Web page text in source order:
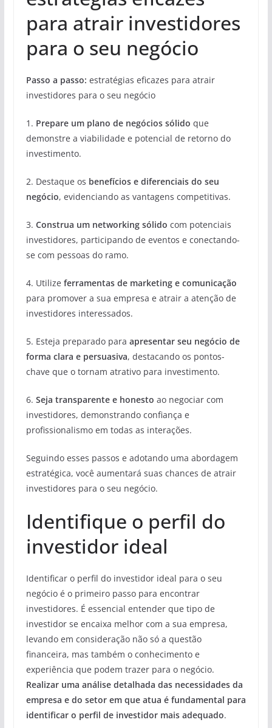
para atrair investidores
para o seu negócio
Passo a passo: estratégias eficazes para atrair
investidores para o seu negócio
1. Prepare um plano de negócios sólido que
demonstre a viabilidade e potencial de retorno do
investimento.
2. Destaque os benefícios e diferenciais do seu
negócio, evidenciando as vantagens competitivas.
3. Construa um networking sólido com potenciais
investidores, participando de eventos e conectando-
se com pessoas do ramo.
4. Utilize ferramentas de marketing e comunicação
para promover a sua empresa e atrair a atenção de
investidores interessados.
5. Esteja preparado para apresentar seu negócio de
forma clara e persuasiva, destacando os pontos-
chave que o tornam atrativo para investimento.
6. Seja transparente e honesto ao negociar com
investidores, demonstrando confiança e
profissionalismo em todas as interações.
Seguindo esses passos e adotando uma abordagem
estratégica, você aumentará suas chances de atrair
investidores para o seu negócio.
Identifique o perfil do
investidor ideal
Identificar o perfil do investidor ideal para o seu
negócio é o primeiro passo para encontrar
investidores. É essencial entender que tipo de
investidor se encaixa melhor com a sua empresa,
levando em consideração não só a questão
financeira, mas também o conhecimento e
experiência que podem trazer para o negócio.
Realizar uma análise detalhada das necessidades da
empresa e do setor em que atua é fundamental para
identificar o perfil de investidor mais adequado.